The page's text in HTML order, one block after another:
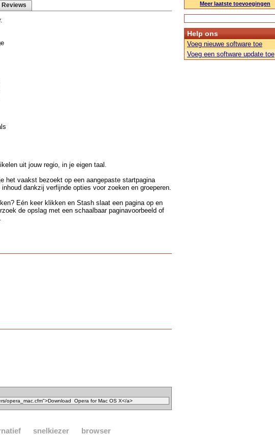
Reviews
uit jouw regio, in je eigen taal.
het vaakst bezoekt op een aangepaste startpagina
dankzij verfijnde opties voor zoeken en groeperen.
Eén keer klikken en Stash slaat een pagina op en
de opslag met een schaalbaar paginavoorbeeld of
snelkiezer browser
Meer laatste toevoegingen
Help ons
Voeg nieuwe software toe
Voeg een software update toe